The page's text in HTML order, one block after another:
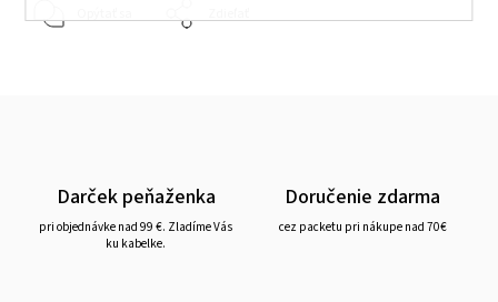
Darček peňaženka
pri objednávke nad 99 €. Zladíme Vás
ku kabelke.
Doručenie zdarma
cez packetu pri nákupe nad 70€